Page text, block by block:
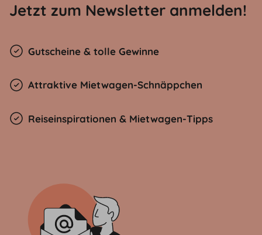
Jetzt zum Newsletter anmelden!
Gutscheine & tolle Gewinne
Attraktive Mietwagen-Schnäppchen
Reiseinspirationen & Mietwagen-Tipps